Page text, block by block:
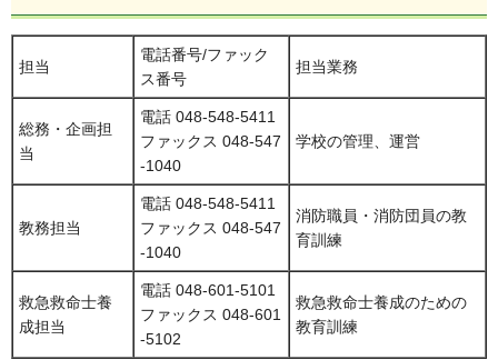
担当
電話番号/ファック
ス番号
担当業務
総務・企画担
当
電話 048-548-5411
ファックス 048-547
-1040
学校の管理、運営
教務担当
電話 048-548-5411
ファックス 048-547
-1040
消防職員・消防団員の教
育訓練
救急救命士養
成担当
電話 048-601-5101
ファックス 048-601
-5102
救急救命士養成のための
教育訓練